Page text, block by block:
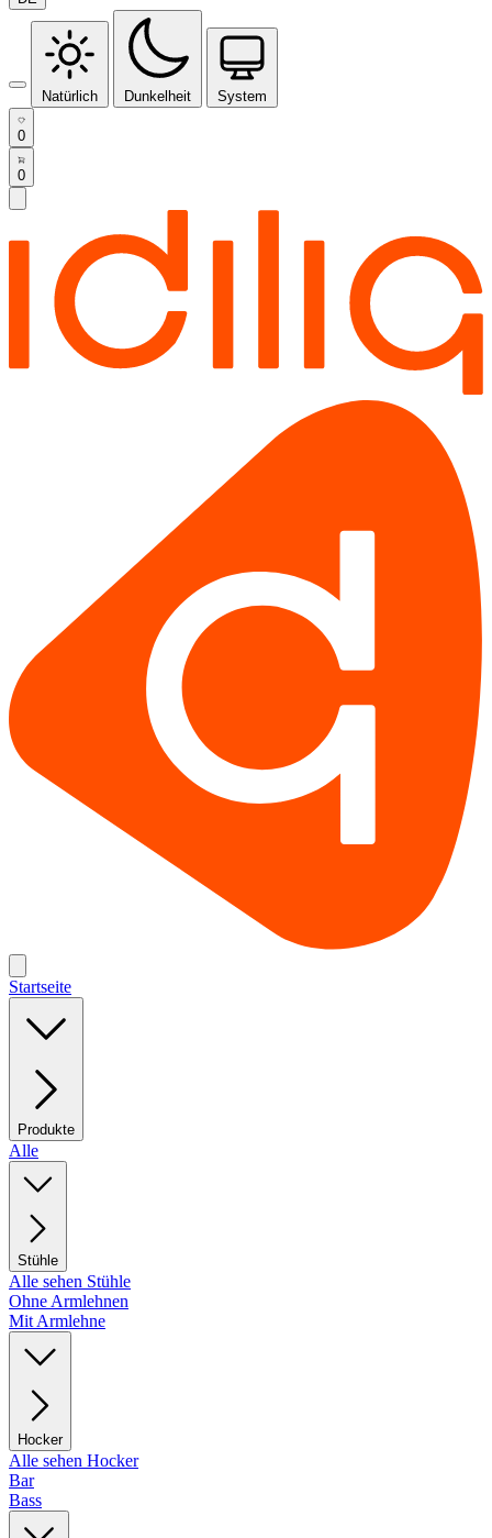
Natürlich Dunkelheit System
0
0
Startseite
Produkte
Alle
Stühle
Alle sehen Stühle
Ohne Armlehnen
Mit Armlehne
Hocker
Alle sehen Hocker
Bar
Bass